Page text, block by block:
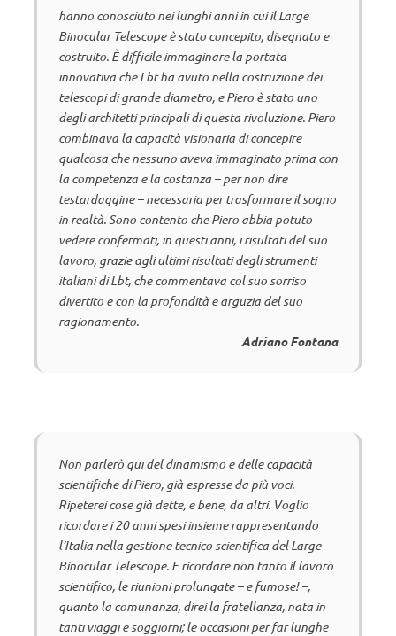
hanno conosciuto nei lunghi anni in cui il Large
Binocular Telescope è stato concepito, disegnato e
costruito. È difficile immaginare la portata
innovativa che Lbt ha avuto nella costruzione dei
telescopi di grande diametro, e Piero è stato uno
degli architetti principali di questa rivoluzione. Piero
combinava la capacità visionaria di concepire
qualcosa che nessuno aveva immaginato prima con
la competenza e la costanza – per non dire
testardaggine – necessaria per trasformare il sogno
in realtà. Sono contento che Piero abbia potuto
vedere confermati, in questi anni, i risultati del suo
lavoro, grazie agli ultimi risultati degli strumenti
italiani di Lbt, che commentava col suo sorriso
divertito e con la profondità e arguzia del suo
ragionamento.
Adriano Fontana
Non parlerò qui del dinamismo e delle capacità
scientifiche di Piero, già espresse da più voci.
Ripeterei cose già dette, e bene, da altri. Voglio
ricordare i 20 anni spesi insieme rappresentando
l’Italia nella gestione tecnico scientifica del Large
Binocular Telescope. E ricordare non tanto il lavoro
scientifico, le riunioni prolungate – e fumose! –,
quanto la comunanza, direi la fratellanza, nata in
tanti viaggi e soggiorni; le occasioni per far lunghe